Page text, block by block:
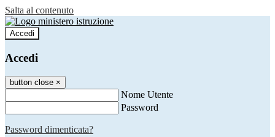
Salta al contenuto
Accedi
Accedi
button close ×
Nome Utente
Password
Password dimenticata?